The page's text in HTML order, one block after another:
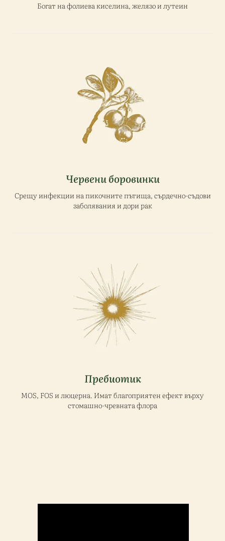
Богат на фолиева киселина, желязо и лутеин
Червени боровинки
Срещу инфекции на пикочните пътища, сърдечно-съдови
заболявания и дори рак
Пребиотик
MOS, FOS и люцерна. Имат благоприятен ефект върху
стомашно-чревната флора